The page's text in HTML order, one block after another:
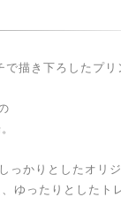
描き下ろしたプリ
っかりとしたオリ
ゆったりとしたト